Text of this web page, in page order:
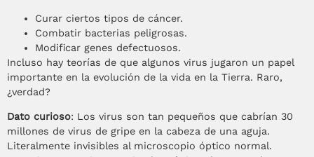
Curar ciertos tipos de cáncer.
Combatir bacterias peligrosas.
Modificar genes defectuosos.
Incluso hay teorías de que algunos virus jugaron un papel
importante en la evolución de la vida en la Tierra. Raro,
¿verdad?
Dato curioso: Los virus son tan pequeños que cabrían 30
millones de virus de gripe en la cabeza de una aguja.
Literalmente invisibles al microscopio óptico normal.